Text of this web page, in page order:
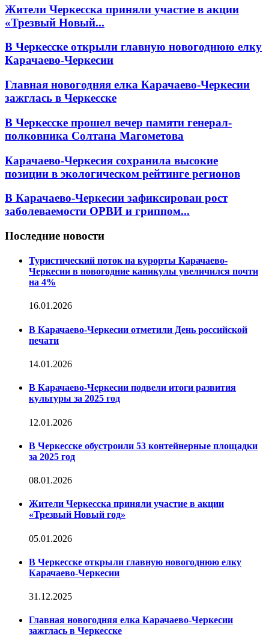
Жители Черкесска приняли участие в акции
«Трезвый Новый...
В Черкесске открыли главную новогоднюю елку
Карачаево-Черкесии
Главная новогодняя елка Карачаево-Черкесии
зажглась в Черкесске
В Черкесске прошел вечер памяти генерал-
полковника Солтана Магометова
Карачаево-Черкесия сохранила высокие
позиции в экологическом рейтинге регионов
В Карачаево-Черкесии зафиксирован рост
заболеваемости ОРВИ и гриппом...
Последние новости
Туристический поток на курорты Карачаево-
Черкесии в новогодние каникулы увеличился почти
на 4%
16.01.2026
В Карачаево-Черкесии отметили День российской
печати
14.01.2026
В Карачаево-Черкесии подвели итоги развития
культуры за 2025 год
12.01.2026
В Черкесске обустроили 53 контейнерные площадки
за 2025 год
08.01.2026
Жители Черкесска приняли участие в акции
«Трезвый Новый год»
05.01.2026
В Черкесске открыли главную новогоднюю елку
Карачаево-Черкесии
31.12.2025
Главная новогодняя елка Карачаево-Черкесии
зажглась в Черкесске